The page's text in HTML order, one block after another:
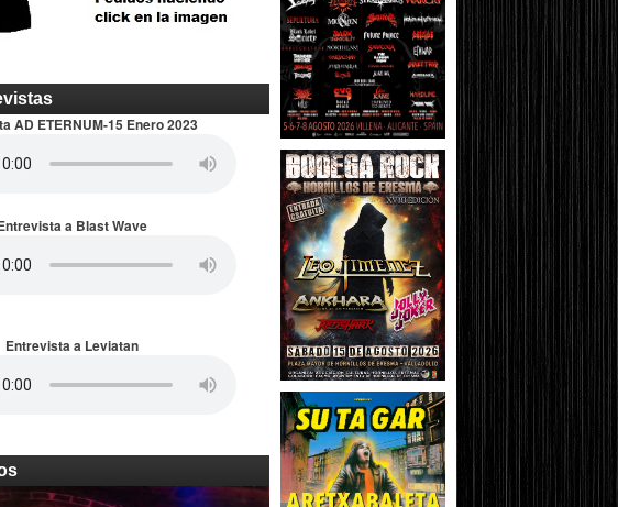
AD ETERNUM-15 Enero 2023
a Blast Wave
Entrevista a Leviatan